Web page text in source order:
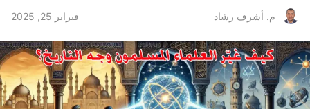
م. أشرف رشاد فبراير 25, 2025